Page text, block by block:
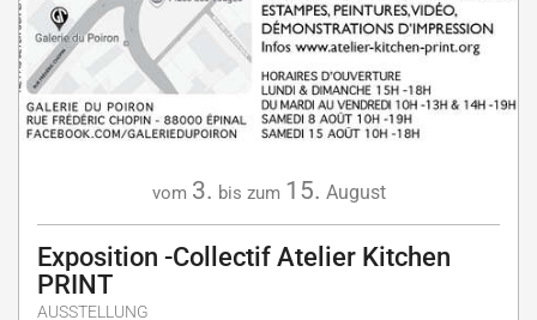
vom 3. bis zum 15. August
Exposition -Collectif Atelier Kitchen
PRINT
AUSSTELLUNG